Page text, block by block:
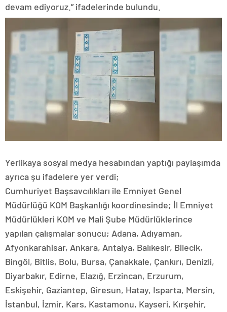
devam ediyoruz.” ifadelerinde bulundu.
Yerlikaya sosyal medya hesabından yaptığı paylaşımda
ayrıca şu ifadelere yer verdi;
Cumhuriyet Başsavcılıkları ile Emniyet Genel
Müdürlüğü KOM Başkanlığı koordinesinde; İl Emniyet
Müdürlükleri KOM ve Mali Şube Müdürlüklerince
yapılan çalışmalar sonucu; Adana, Adıyaman,
Afyonkarahisar, Ankara, Antalya, Balıkesir, Bilecik,
Bingöl, Bitlis, Bolu, Bursa, Çanakkale, Çankırı, Denizli,
Diyarbakır, Edirne, Elazığ, Erzincan, Erzurum,
Eskişehir, Gaziantep, Giresun, Hatay, Isparta, Mersin,
İstanbul, İzmir, Kars, Kastamonu, Kayseri, Kırşehir,